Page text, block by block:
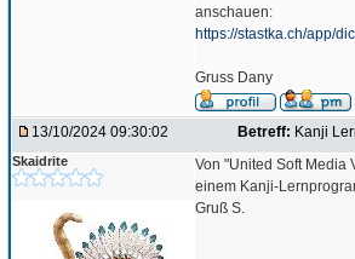
anschauen:
https://stastka.ch/app/
Gruss Dany
13/10/2024 09:30:02 Betreff: Kanji
Skaidrite
Von "United Soft Media
einem Kanji-
Gruß S.